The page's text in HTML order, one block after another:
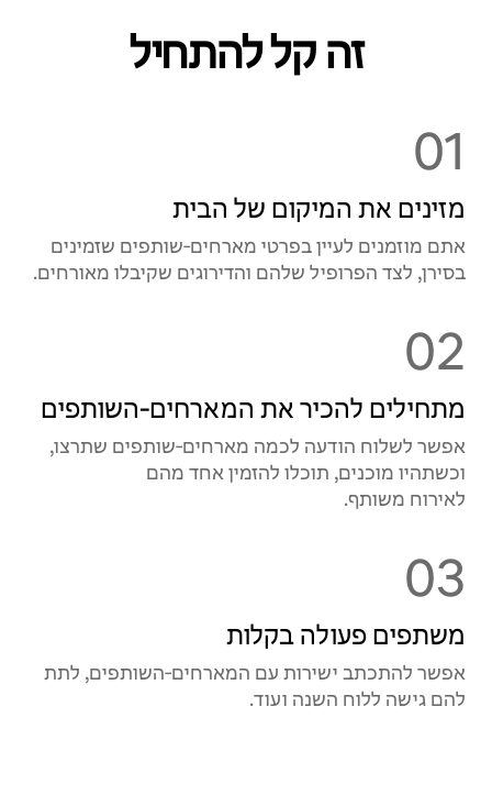
זה קל להתחיל
01
מזינים את המיקום של הבית
אתם מוזמנים לעיין בפרטי מארחים‑שותפים שזמינים
בסירן, לצד הפרופיל שלהם והדירוגים שקיבלו מאורחים.
02
מתחילים להכיר את המארחים‑השותפים
אפשר לשלוח הודעה לכמה מארחים‑שותפים שתרצו,
וכשתהיו מוכנים, תוכלו להזמין אחד מהם
לאירוח משותף.
03
משתפים פעולה בקלות
אפשר להתכתב ישירות עם המארחים‑השותפים, לתת
להם גישה ללוח השנה ועוד.